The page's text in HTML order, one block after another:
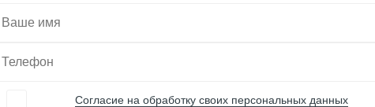
Согласие на обработку своих персональных данных